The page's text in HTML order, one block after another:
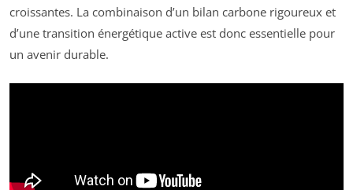
croissantes. La combinaison d’un bilan carbone rigoureux et
d’une transition énergétique active est donc essentielle pour
un avenir durable.